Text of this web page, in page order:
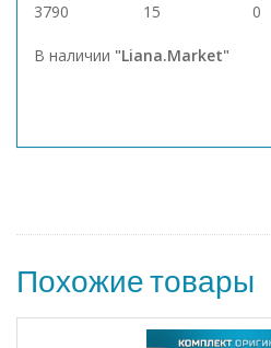
3790
15 0
В наличии "Liana.Market"
Похожие товары